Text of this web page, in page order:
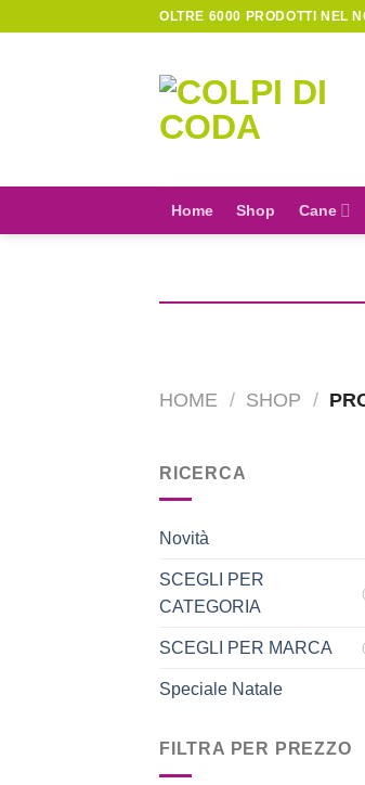
OLTRE 6000 PRODOTTI NEL
Home Shop Cane
HOME / SHOP /
RICERCA
Novità
SCEGLI PER
CATEGORIA
SCEGLI PER MARCA
Speciale Natale
FILTRA PER PREZZO